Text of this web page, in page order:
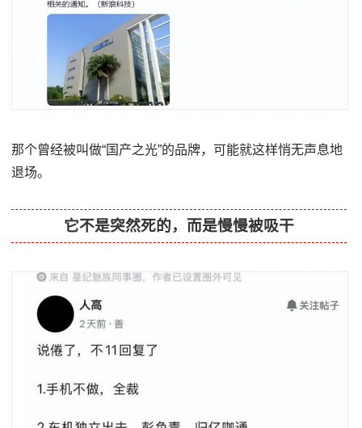
那个曾经被叫做“国产之光”的品牌，可能就这样悄无声息地
退场。
它不是突然死的，而是慢慢被吸干